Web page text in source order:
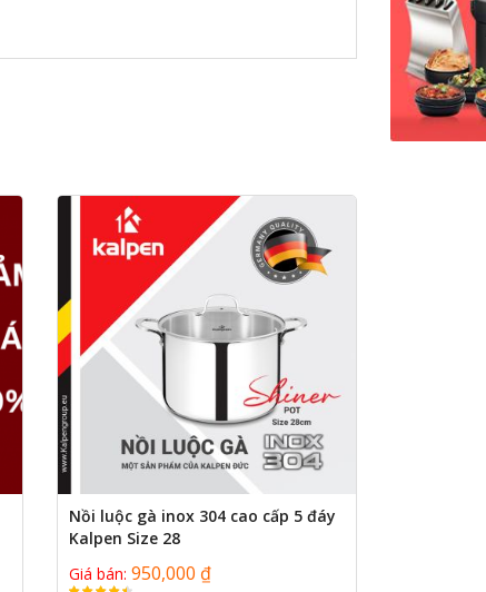
Nồi luộc gà inox 304 cao cấp 5 đáy
Kalpen Size 28
Giá bán: 950,000 ₫